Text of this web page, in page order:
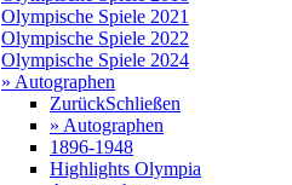
Olympische Spiele 2021
Olympische Spiele 2022
Olympische Spiele 2024
» Autographen
ZurückSchließen
» Autographen
1896-1948
Highlights Olympia